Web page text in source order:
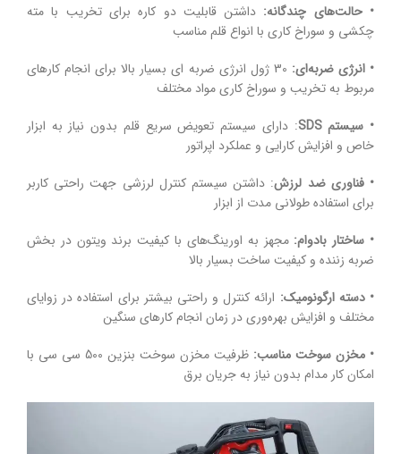
• حالت‌های چندگانه: داشتن قابلیت دو کاره برای تخریب با مته
چکشی و سوراخ کاری با انواع قلم مناسب
• انرژی ضربه‌ای:
30 ژول انرژی ضربه ای بسیار بالا برای انجام کارهای
مربوط به تخریب و سوراخ کاری مواد مختلف
• سیستم SDS
: دارای سیستم تعویض سریع قلم بدون نیاز به ابزار
خاص و افزایش کارایی و عملکرد اپراتور
• فناوری ضد لرزش: داشتن سیستم کنترل لرزشی جهت راحتی کاربر
برای استفاده طولانی مدت از ابزار
• ساختار بادوام: مجهز به اورینگ‌های با کیفیت برند ویتون در بخش
ضربه زننده و کیفیت ساخت بسیار بالا
• دسته ارگونومیک: ارائه کنترل و راحتی بیشتر برای استفاده در زوایای
مختلف و افزایش بهره‌وری در زمان انجام کارهای سنگین
• مخزن سوخت مناسب:
ظرفیت مخزن سوخت بنزین 500 سی سی با
امکان کار مدام بدون نیاز به جریان برق